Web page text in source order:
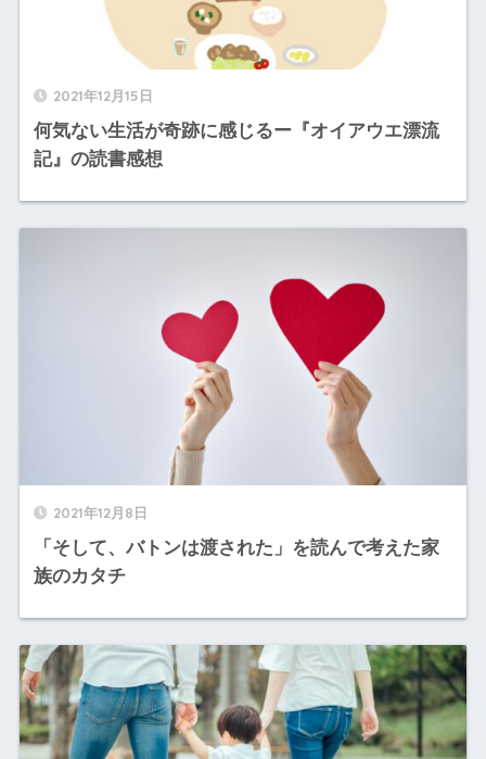
2021年12月15日
何気ない生活が奇跡に感じるー『オイアウエ漂流
記』の読書感想
2021年12月8日
「そして、バトンは渡された」を読んで考えた家
族のカタチ